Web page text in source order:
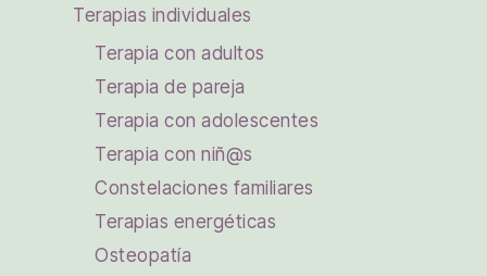
Terapias individuales
Terapia con adultos
Terapia de pareja
Terapia con adolescentes
Terapia con niñ@s
Constelaciones familiares
Terapias energéticas
Osteopatía